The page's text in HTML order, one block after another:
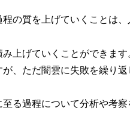
の質を上げていくことは
上げていくことができます
が、ただ闇雲に失敗を繰り
る過程について分析や考